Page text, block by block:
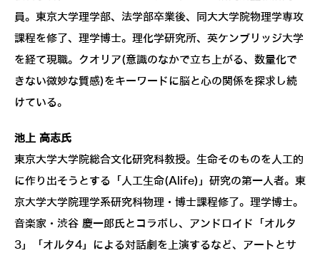
員。東京大学理学部、法学部卒業後、同大大学院物理学専攻
課程を修了、理学博士。理化学研究所、英ケンブリッジ大学
を経て現職。クオリア(意識のなかで立ち上がる、数量化で
きない微妙な質感)をキーワードに脳と心の関係を探求し続
けている。
池上 高志氏
東京大学大学院総合文化研究科教授。生命そのものを人工的
に作り出そうとする「人工生命(Alife)」研究の第一人者。東
京大学大学院理学系研究科物理・博士課程修了。理学博士。
音楽家・渋谷 慶一郎氏とコラボし、アンドロイド「オルタ
3」「オルタ4」による対話劇を上演するなど、アートとサ